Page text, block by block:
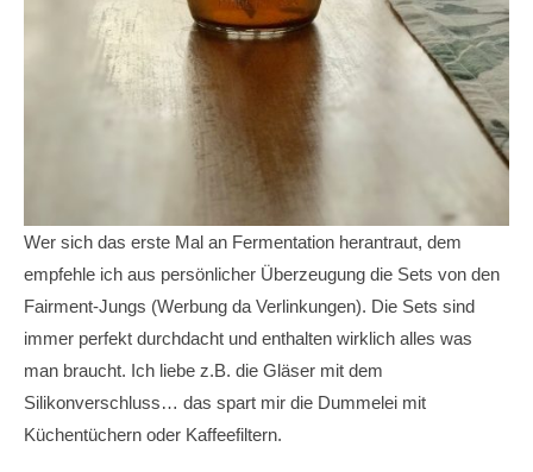
Wer sich das erste Mal an Fermentation herantraut, dem
empfehle ich aus persönlicher Überzeugung die Sets von den
Fairment-Jungs (Werbung da Verlinkungen). Die Sets sind
immer perfekt durchdacht und enthalten wirklich alles was
man braucht. Ich liebe z.B. die Gläser mit dem
Silikonverschluss… das spart mir die Dummelei mit
Küchentüchern oder Kaffeefiltern.